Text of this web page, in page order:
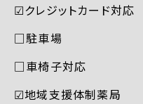
☑︎クレジットカード対応
□駐車場
□車椅子対応
☑︎地域支援体制薬局